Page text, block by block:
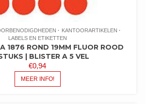
KANTOORARTIKELEN
LABELS EN ETIKETTEN
1876 ROND 19MM FLUOR ROOD
| BLISTER A 5 VEL
€0,94
MEER INFO!